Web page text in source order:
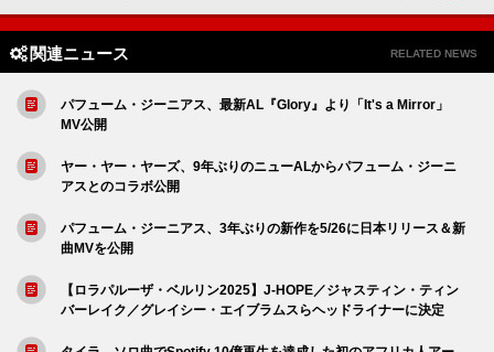
関連ニュース RELATED NEWS
パフューム・ジーニアス、最新AL『Glory』より「It's a Mirror」
MV公開
ヤー・ヤー・ヤーズ、9年ぶりのニューALからパフューム・ジーニ
アスとのコラボ公開
パフューム・ジーニアス、3年ぶりの新作を5/26に日本リリース＆新
曲MVを公開
【ロラパルーザ・ベルリン2025】J-HOPE／ジャスティン・ティン
バーレイク／グレイシー・エイブラムスらヘッドライナーに決定